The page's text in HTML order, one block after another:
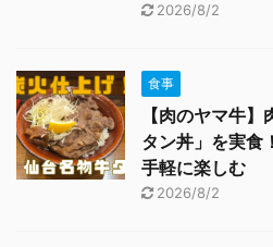
2026/8/2
食事
【肉のヤマ牛
タン丼」を実食
手軽に楽しむ
2026/8/2